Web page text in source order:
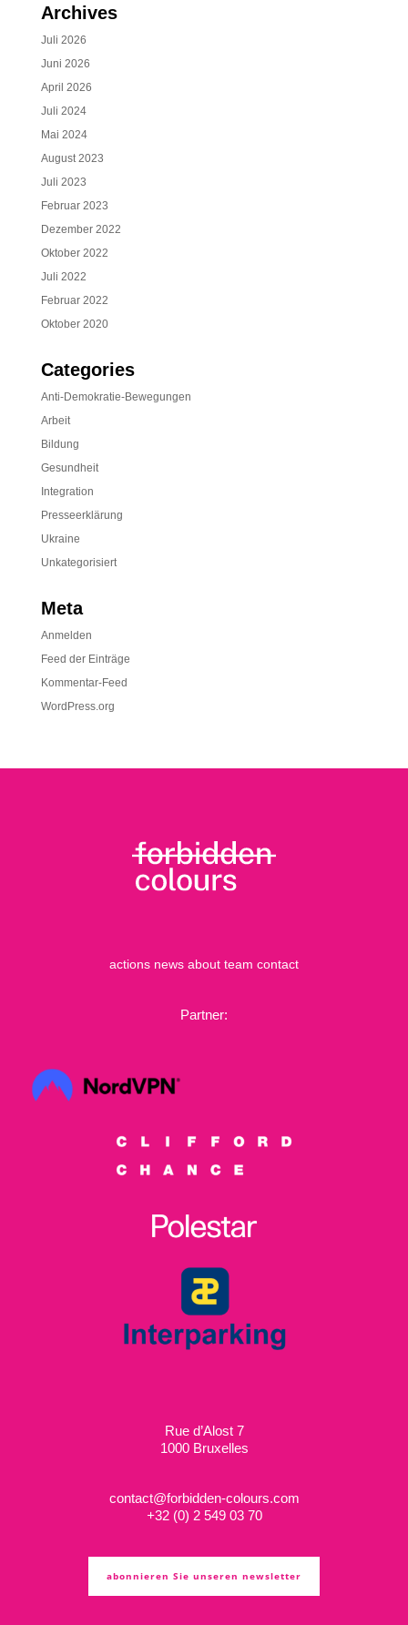
Archives
Juli 2026
Juni 2026
April 2026
Juli 2024
Mai 2024
August 2023
Juli 2023
Februar 2023
Dezember 2022
Oktober 2022
Juli 2022
Februar 2022
Oktober 2020
Categories
Anti-Demokratie-Bewegungen
Arbeit
Bildung
Gesundheit
Integration
Presseerklärung
Ukraine
Unkategorisiert
Meta
Anmelden
Feed der Einträge
Kommentar-Feed
WordPress.org
actions news about team contact
Partner:
Rue d’Alost 7
1000 Bruxelles
contact@forbidden-colours.com
+32 (0) 2 549 03 70
abonnieren Sie unseren newsletter